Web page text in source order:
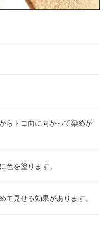
らトコ面に向かって染めが
色を塗ります。
て見せる効果があります。